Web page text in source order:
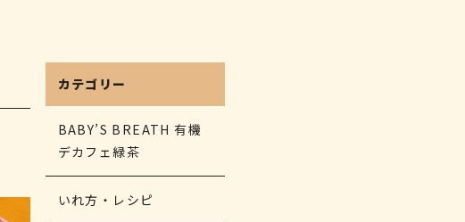
カテゴリー
BABY’S BREATH 有機
デカフェ緑茶
いれ方・レシピ